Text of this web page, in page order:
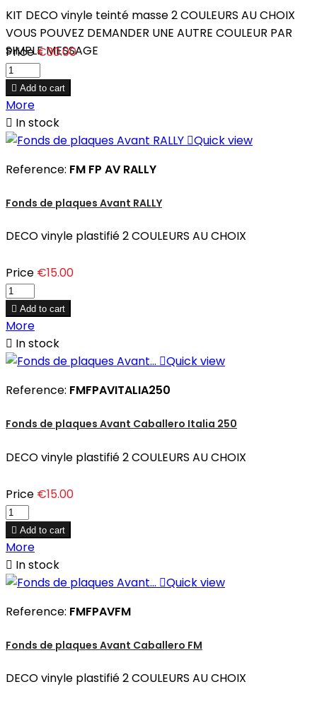
KIT DECO vinyle teinté masse 2 COULEURS AU CHOIX
VOUS POUVEZ DEMANDER UNE AUTRE COULEUR PAR
SIMPLE MESSAGE
Price €30.00
 Add to cart
More
 In stock
Quick view
Reference: FM FP AV RALLY
Fonds de plaques Avant RALLY
DECO vinyle plastifié 2 COULEURS AU CHOIX
Price €15.00
 Add to cart
More
 In stock
Quick view
Reference: FMFPAVITALIA250
Fonds de plaques Avant Caballero Italia 250
DECO vinyle plastifié 2 COULEURS AU CHOIX
Price €15.00
 Add to cart
More
 In stock
Quick view
Reference: FMFPAVFM
Fonds de plaques Avant Caballero FM
DECO vinyle plastifié 2 COULEURS AU CHOIX